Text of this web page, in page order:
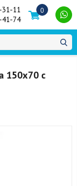
31-11
41-74
0
150x70 с